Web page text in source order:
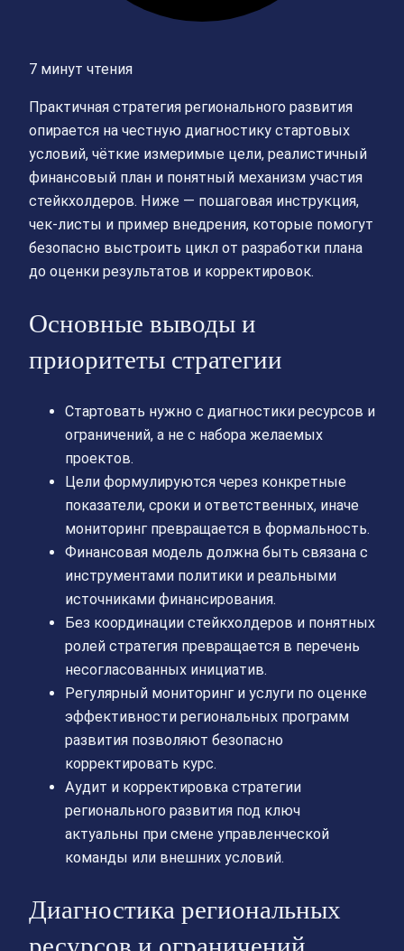
7 минут чтения
Практичная стратегия регионального развития
опирается на честную диагностику стартовых
условий, чёткие измеримые цели, реалистичный
финансовый план и понятный механизм участия
стейкхолдеров. Ниже — пошаговая инструкция,
чек-листы и пример внедрения, которые помогут
безопасно выстроить цикл от разработки плана
до оценки результатов и корректировок.
Основные выводы и
приоритеты стратегии
Стартовать нужно с диагностики ресурсов и
ограничений, а не с набора желаемых
проектов.
Цели формулируются через конкретные
показатели, сроки и ответственных, иначе
мониторинг превращается в формальность.
Финансовая модель должна быть связана с
инструментами политики и реальными
источниками финансирования.
Без координации стейкхолдеров и понятных
ролей стратегия превращается в перечень
несогласованных инициатив.
Регулярный мониторинг и услуги по оценке
эффективности региональных программ
развития позволяют безопасно
корректировать курс.
Аудит и корректировка стратегии
регионального развития под ключ
актуальны при смене управленческой
команды или внешних условий.
Диагностика региональных